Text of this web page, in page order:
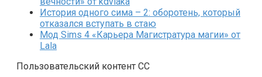
История одного сима – 2: оборотень, который
отказался вступать в стаю
Мод Sims 4 «Карьера Магистратура магии» от
Lala
Пользовательский контент СС